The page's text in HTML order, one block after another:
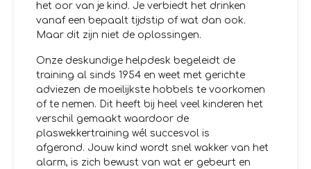
het oor van je kind. Je verbiedt het drinken
vanaf een bepaalt tijdstip of wat dan ook.
Maar dit zijn niet de oplossingen.
Onze deskundige helpdesk begeleidt de
training al sinds 1954 en weet met gerichte
adviezen de moeilijkste hobbels te voorkomen
of te nemen. Dit heeft bij heel veel kinderen het
verschil gemaakt waardoor de
plaswekkertraining wél succesvol is
afgerond. Jouw kind wordt snel wakker van het
alarm, is zich bewust van wat er gebeurt en